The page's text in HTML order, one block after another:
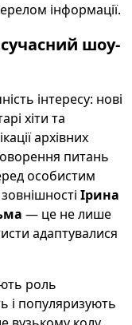
інформації.
шоу-
інтересу: нові
хіти та
архівних
питань
особистим
Ірина
— це не лише
адаптувалися
роль
і популяризують